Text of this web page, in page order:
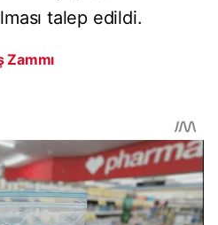
talep edildi.
Zammı